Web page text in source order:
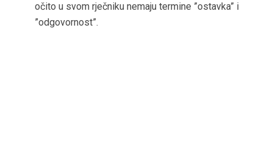
očito u svom rječniku nemaju termine ”ostavka” i
”odgovornost”.